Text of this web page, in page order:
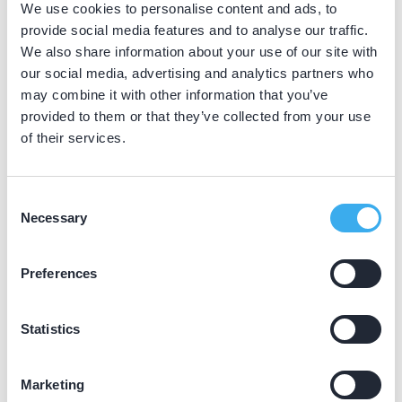
We use cookies to personalise content and ads, to
provide social media features and to analyse our traffic.
We also share information about your use of our site with
our social media, advertising and analytics partners who
may combine it with other information that you’ve
provided to them or that they’ve collected from your use
of their services.
Selection
Necessary
Preferences
Statistics
Marketing
Registratie heeft als doel:
te borgen dat tandartsen gedurende hun loopbaan
over voldoende actuele deskundigheid beschikken om
hun beroep uit te oefenen
de kwaliteit van zorg te bevorderen door de
deskundigheid tandartsen te vergroten en hun
Inspraak
belangrijke rol en heeft daarmee een grote
verantwoordelijkheid. Via verschillende commissies heeft
het KRT de inspraak zo goed mogelijk geregeld. Soms
vraagt het KRT ook tandartsen buiten die commissies om